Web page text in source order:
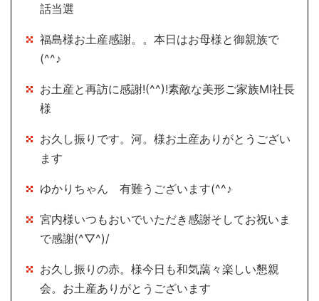
話当選
福島様お土産感謝。。本日はお母様と御親族で
(^^♪
お土産と再訪に感謝!(^^)!素敵な美形ご家族MI社長
様
お久し振りです。河。様お土産ありがとうござい
ます
ゆかりちゃん 有難うございます(^^♪
宮内様いつもおいでいただき感謝そしてお祝いま
で感謝(^▽^)/
お久し振りの赤。様今日も和気藹々楽しい懇親
会。お土産ありがとうございます